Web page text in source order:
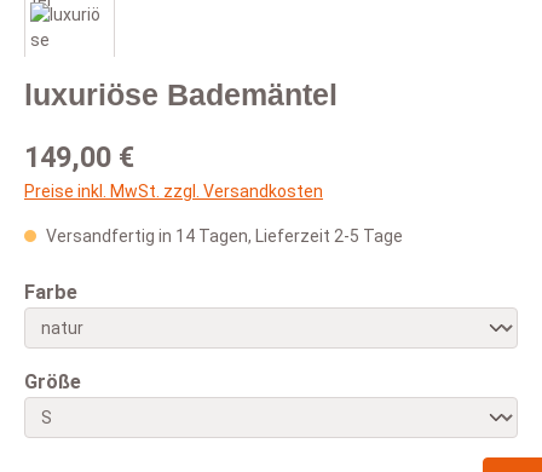
luxuriöse Bademäntel
Regulärer Preis:
149,00 €
Preise inkl. MwSt. zzgl. Versandkosten
Versandfertig in 14 Tagen, Lieferzeit 2-5 Tage
Farbeauswählen
Größeauswählen